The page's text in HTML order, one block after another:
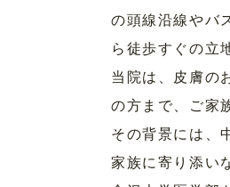
の頭線沿線やバ
ら徒歩すぐの立
当院は、皮膚の
の方まで、ご家
その背景には、
家族に寄り添い